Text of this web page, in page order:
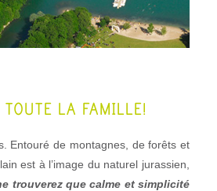
LA FAMILLE !
Entouré de montagnes, de forêts et
est à l’image du naturel jurassien,
trouverez que calme et simplicité